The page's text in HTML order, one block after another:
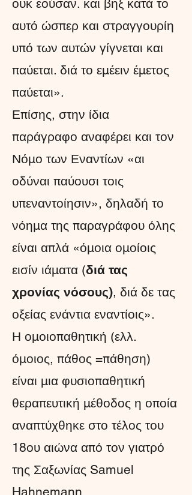
ουκ εούσαν. και βηξ κατά το
αυτό ώσπερ και στραγγουρίη
υπό των αυτών γίγνεται και
παύεται. διά το εμέειν έμετος
παύεται».
Επίσης, στην ίδια
παράγραφο αναφέρει και τον
Νόμο των Εναντίων «αι
οδύναι παύουσι τοις
υπεναντοίησιν», δηλαδή το
νόημα της παραγράφου όλης
είναι απλά «όμοια ομοίοις
εισίν ιάματα (διά τας
χρονίας νόσους), διά δε τας
οξείας ενάντια εναντίοις».
Η ομοιοπαθητική (ελλ.
όμοιος, πάθος =πάθηση)
είναι μια φυσιοπαθητική
θεραπευτική μέθοδος η οποία
αναπτύχθηκε στο τέλος του
18ου αιώνα από τον γιατρό
της Σαξωνίας Samuel
Hahnemann.